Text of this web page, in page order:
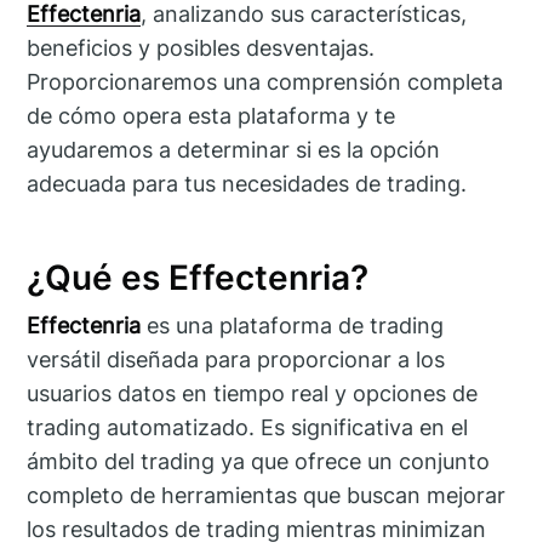
Effectenria, analizando sus características,
beneficios y posibles desventajas.
Proporcionaremos una comprensión completa
de cómo opera esta plataforma y te
ayudaremos a determinar si es la opción
adecuada para tus necesidades de trading.
¿Qué es Effectenria?
Effectenria es una plataforma de trading
versátil diseñada para proporcionar a los
usuarios datos en tiempo real y opciones de
trading automatizado. Es significativa en el
ámbito del trading ya que ofrece un conjunto
completo de herramientas que buscan mejorar
los resultados de trading mientras minimizan